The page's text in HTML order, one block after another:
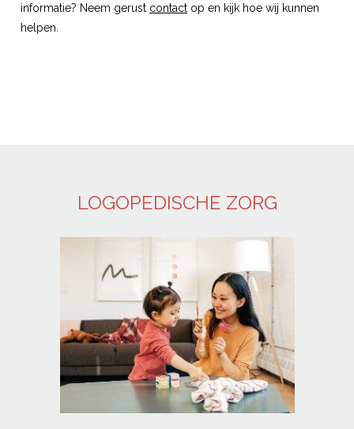
informatie? Neem gerust contact op en kijk hoe wij kunnen
helpen.
LOGOPEDISCHE ZORG